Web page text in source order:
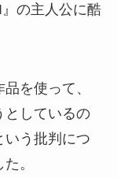
の主人公に酷
を使って、
としているの
いう批判につ
。